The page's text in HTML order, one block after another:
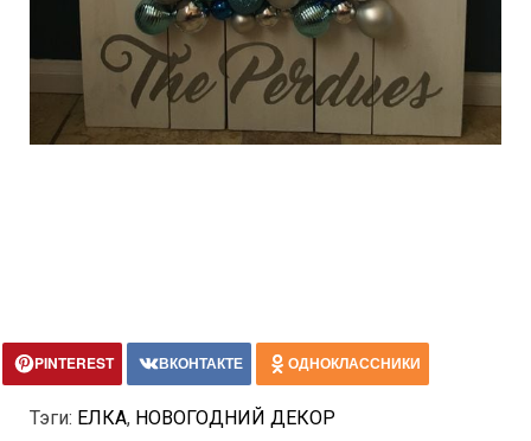
PINTEREST ВКОНТАКТЕ ОДНОКЛАССНИКИ
Тэги: ЕЛКА, НОВОГОДНИЙ ДЕКОР